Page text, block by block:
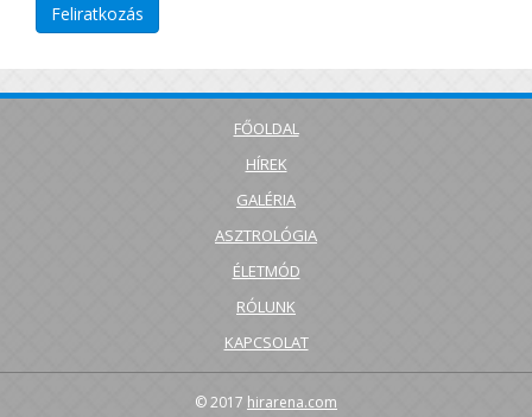
FŐOLDAL
HÍREK
GALÉRIA
ASZTROLÓGIA
ÉLETMÓD
RÓLUNK
KAPCSOLAT
© 2017 hirarena.com